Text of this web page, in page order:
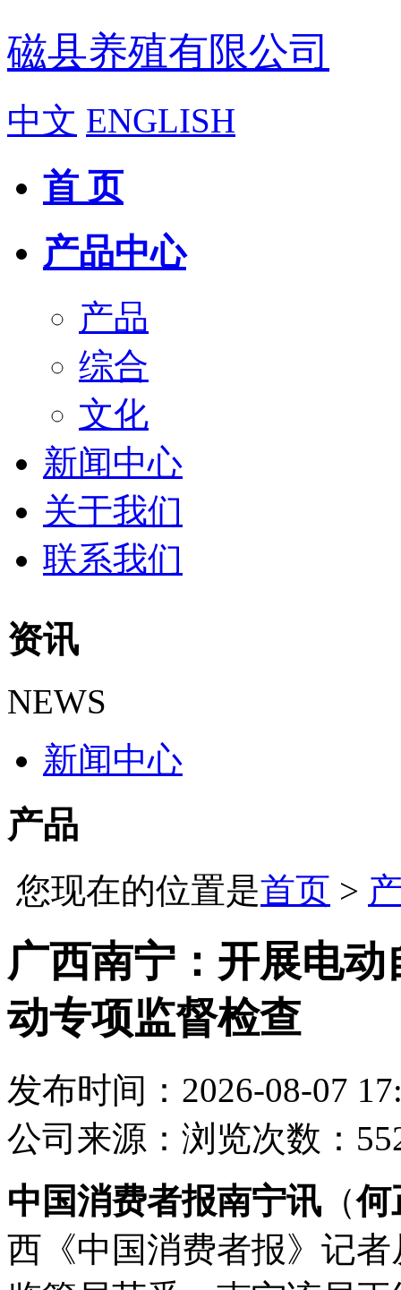
磁县养殖有限公司
中文 ENGLISH
首 页
产品中心
产品
综合
文化
新闻中心
关于我们
联系我们
资讯
NEWS
新闻中心
产品
您现在的位置是首页 >
广西南宁：开展电
动专项监督检查
发布时间：2026-08-07
公司 来源： 浏览次数：
中国消费者报南宁讯 （
西《中国消费者报》记